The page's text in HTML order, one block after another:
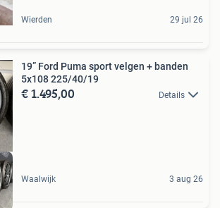
Wierden 29 jul 26
19” Ford Puma sport velgen + banden
5x108 225/40/19
€ 1.495,00 Details
Waalwijk 3 aug 26